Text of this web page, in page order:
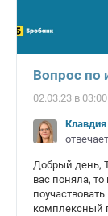
Вопрос по
02.03.23 в 03:00
Клавдия
Добрый день,
вас поняла,
комплексный